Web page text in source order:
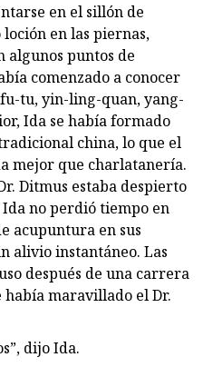
en el sillón de
en las piernas,
puntos de
comenzado a conocer
tu, yin-ling-quan, yang-
Ida se había formado
china, lo que el
mejor que charlatanería.
Ditmus estaba despierto
no perdió tiempo en
acupuntura en sus
alivio instantáneo. Las
después de una carrera
maravillado el Dr.
dijo Ida.